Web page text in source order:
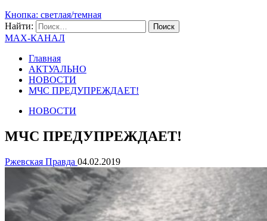
Кнопка: светлая/темная
Найти:
MAX-КАНАЛ
Главная
АКТУАЛЬНО
НОВОСТИ
МЧС ПРЕДУПРЕЖДАЕТ!
НОВОСТИ
МЧС ПРЕДУПРЕЖДАЕТ!
Ржевская Правда 04.02.2019